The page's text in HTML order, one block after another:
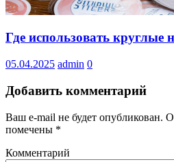
Где использовать круглые
05.04.2025 admin 0
Добавить комментарий
Ваш e-mail не будет опубликован.
помечены *
Комментарий